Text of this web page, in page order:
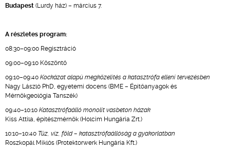
Budapest (Lurdy ház) – március 7.
A részletes program:
08:30–09:00 Regisztráció
09:00–09:10 Köszöntő
09:10–09:40 Kockázat alapú megközelítés a katasztrófa elleni tervezésben
Nagy László PhD, egyetemi docens (BME – Építőanyagok és
Mérnökgeológia Tanszék)
09:40–10:10 Katasztrófaálló monolit vasbeton házak
Kiss Attila, építészmérnök (Holcim Hungária Zrt.)
10:10–10:40 Tűz, víz, föld – katasztrófaállóság a gyakorlatban
Roszkopál Miklós (Protektorwerk Hungária Kft.)